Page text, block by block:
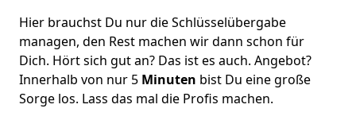
Hier brauchst Du nur die Schlüsselübergabe
managen, den Rest machen wir dann schon für
Dich. Hört sich gut an? Das ist es auch. Angebot?
Innerhalb von nur 5 Minuten bist Du eine große
Sorge los. Lass das mal die Profis machen.